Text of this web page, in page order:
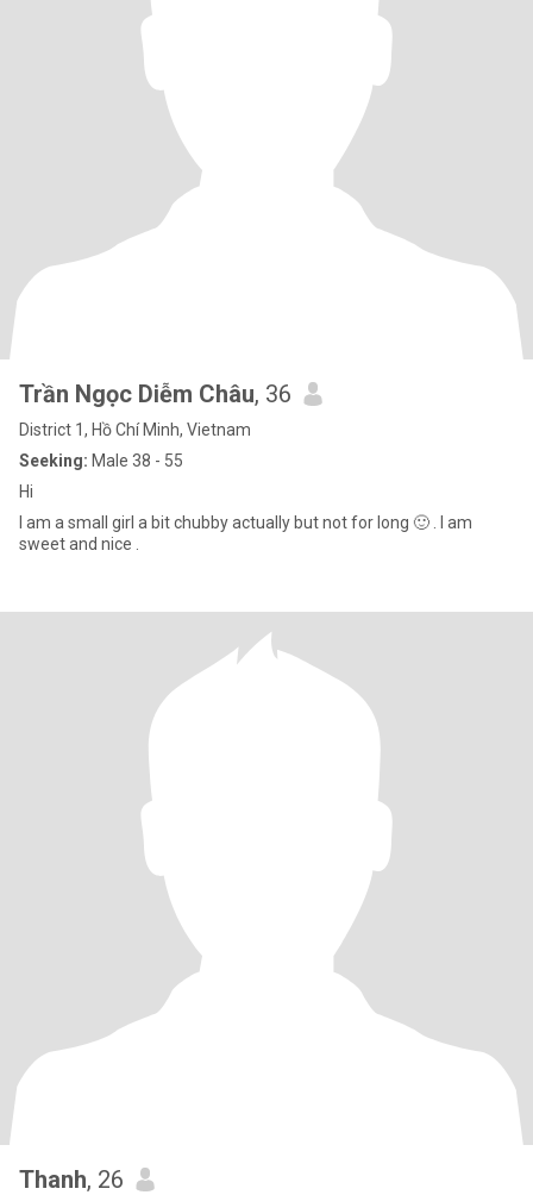
Trần Ngọc Diễm Châu, 36
District 1, Hồ Chí Minh, Vietnam
Seeking: Male 38 - 55
Hi
I am a small girl a bit chubby actually but not for long 🙂 . I am
sweet and nice .
Thanh, 26